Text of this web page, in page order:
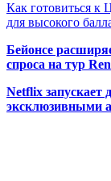
Как готовиться к
для высокого
Бейонсе
спроса на тур
Netflix запускает
эксклюзивными